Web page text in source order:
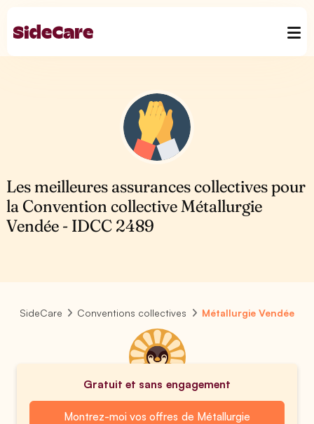
Les meilleures assurances collectives pour
la Convention collective Métallurgie
Vendée - IDCC 2489
SideCare Conventions collectives Métallurgie Vendée
Gratuit et sans engagement
Montrez-moi vos offres de Métallurgie